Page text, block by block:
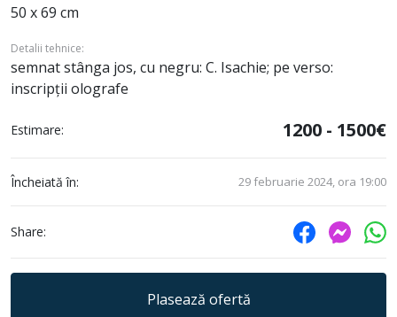
50 x 69 cm
Detalii tehnice:
semnat stânga jos, cu negru: C. Isachie; pe verso:
inscripții olografe
Estimare: 1200 - 1500€
Încheiată în: 29 februarie 2024, ora 19:00
Share:
Plasează ofertă